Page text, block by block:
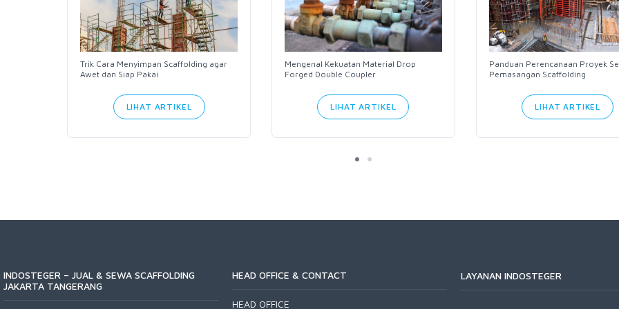
Trik Cara Menyimpan Scaffolding agar
Awet dan Siap Pakai
LIHAT ARTIKEL
Mengenal Kekuatan Material Drop
Forged Double Coupler
LIHAT ARTIKEL
Panduan Perencanaan Proyek
Pemasangan Scaffolding
LIHAT ARTIKEL
INDOSTEGER – JUAL & SEWA SCAFFOLDING
JAKARTA TANGERANG
HEAD OFFICE & CONTACT
HEAD OFFICE
LAYANAN INDOSTEGER